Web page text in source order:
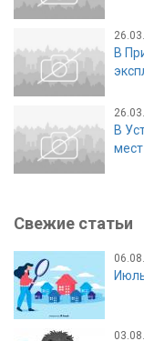
В
В
мест
Свежие статьи